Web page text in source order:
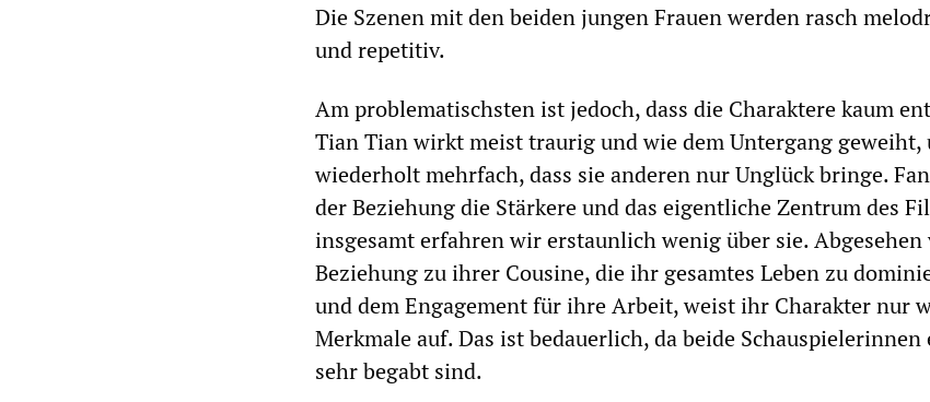
Die Szenen mit den beiden jungen Frauen werden rasch
und repetitiv.
Am problematischsten ist jedoch, dass die Charaktere kaum
Tian Tian wirkt meist traurig und wie dem Untergang geweiht,
wiederholt mehrfach, dass sie anderen nur Unglück bringe.
der Beziehung die Stärkere und das eigentliche Zentrum des
insgesamt erfahren wir erstaunlich wenig über sie. Abgesehen
Beziehung zu ihrer Cousine, die ihr gesamtes Leben zu
und dem Engagement für ihre Arbeit, weist ihr Charakter nur
Merkmale auf. Das ist bedauerlich, da beide
sehr begabt sind.